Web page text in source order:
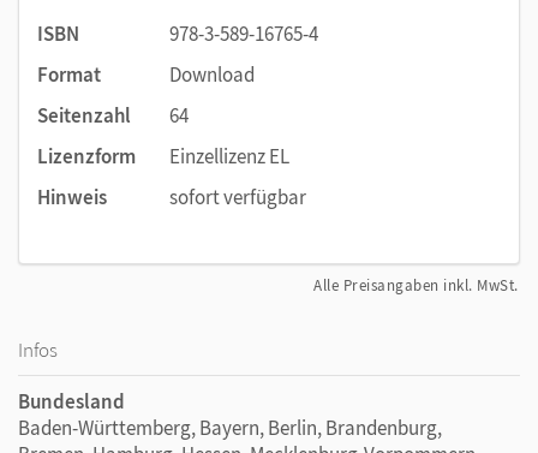
ISBN
978-3-589-16765-4
Format
Download
Seitenzahl
64
Lizenzform
Einzellizenz EL
Hinweis
sofort verfügbar
Alle Preisangaben inkl. MwSt.
Infos
Bundesland
Baden-Württemberg, Bayern, Berlin, Brandenburg,